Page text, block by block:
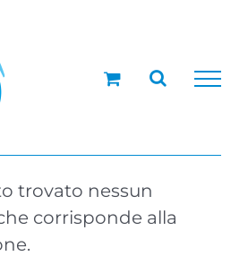
trovato nessun
corrisponde alla